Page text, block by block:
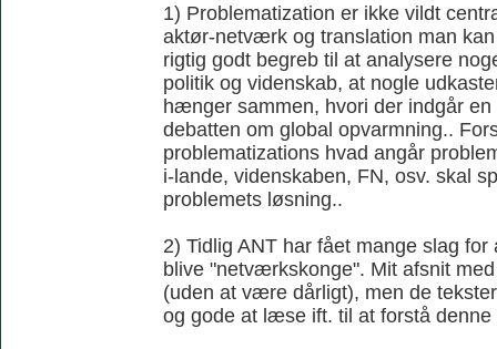
1) Problematization er ikke vildt
aktør-netværk og translation man
rigtig godt begreb til at analysere
politik og videnskab, at nogle
hænger sammen, hvori der indgår
debatten om global opvarmning..
problematizations hvad angår
i-lande, videnskaben, FN, osv. skal
problemets løsning..
2) Tidlig ANT har fået mange slag
blive "netværkskonge". Mit afsnit
(uden at være dårligt), men de
og gode at læse ift. til at forstå denne